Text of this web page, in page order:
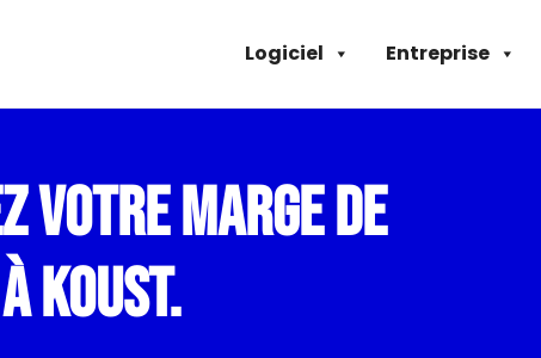
Entreprise
Logiciel
votre marge de
Koust.